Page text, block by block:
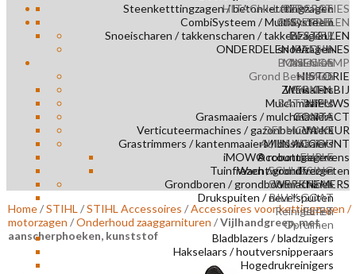
Steenketttingzagen / betonketttingzagen
CombiSysteem / MultiSysteem
Snoeischaren / takkenscharen / takkenzagen /
snoeizagen
Maaien en
Grond Bewerken
Zitmaaiers
Mulchmaaiers
Grasmaaiers / mulchmaaiers
Verticuteermachines / gazonbeluchters
Grastrimmers / kantenmaaiers / bosmaaiers
iMOW® robotmaaiers
Tuinfrezen / grondfrezen
Grondboren / grondboormachines
Drukspuiten / nevelspuiten
Reinigen en
Opruimen
Bladblazers / bladzuigers
Hakselaars / houtversnipperaars
Hogedrukreinigers
HITACHI-LANDCROS
AMAZONE
HOLDER
ETESIA
ASECOS
NIMOS
HONDA
BATTIPAV
EMPAS
DEL MORINO
AL HANDLING
EHRLE
SCHLIESING
SPIJKSTAAL
BILLY GOAT
ELIET
REPARATIES
ONDERDELEN
BESTELLEN
ONDERDELEN MACHINES
BONENKAMP
HISTORIE
WERKEN BIJ
NIEUWS
CONTACT
VA KEUR
MIJN ACCOUNT
Accountgegevens
Wachtwoord vergeten
WERKNEMERS
Home/STIHL /STIHL Accessoires /Accessoires voor kettingzagen /
motorzagen /Onderhoud zaaggarnituren /Vijlhandgreep, met
aanscherphoeken, kunststof